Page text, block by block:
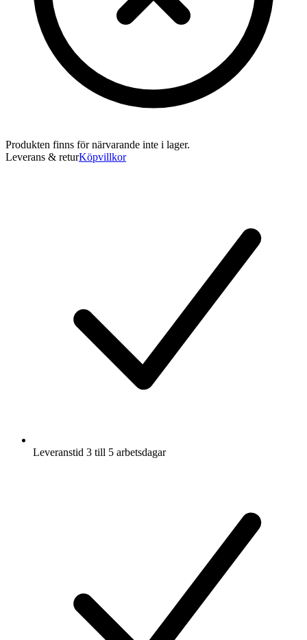
Produkten finns för närvarande inte i lager.
Leverans & returKöpvillkor
Leveranstid 3 till 5 arbetsdagar